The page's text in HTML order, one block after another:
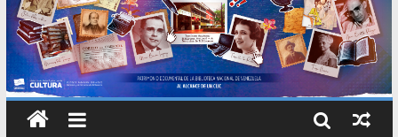
Catálogo temático de obras de Modesta Bor